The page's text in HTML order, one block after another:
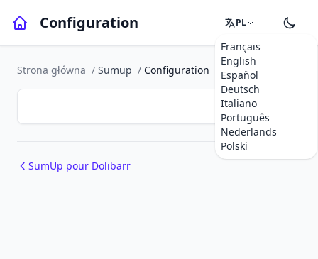
Configuration PL
Français
English
Español
Deutsch
Italiano
Português
Nederlands
Polski
Strona główna / Sumup / Configuration
SumUp pour Dolibarr